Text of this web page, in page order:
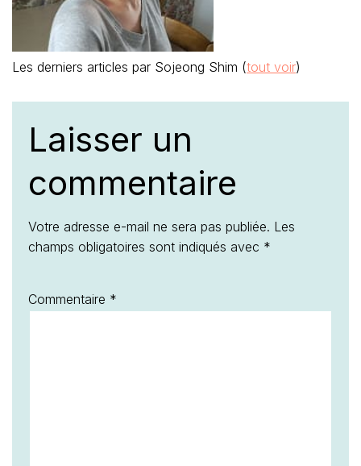
Les derniers articles par Sojeong Shim (tout voir)
Laisser un
commentaire
Votre adresse e-mail ne sera pas publiée. Les
champs obligatoires sont indiqués avec *
Commentaire *